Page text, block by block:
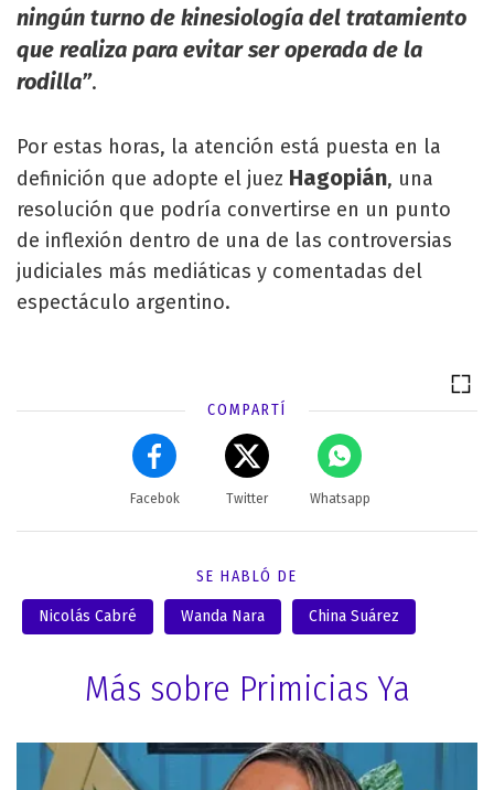
ningún turno de kinesiología del tratamiento
que realiza para evitar ser operada de la
rodilla”.
Por estas horas, la atención está puesta en la
definición que adopte el juez Hagopián, una
resolución que podría convertirse en un punto
de inflexión dentro de una de las controversias
judiciales más mediáticas y comentadas del
espectáculo argentino.
COMPARTÍ
Facebok Twitter Whatsapp
SE HABLÓ DE
Nicolás Cabré Wanda Nara China Suárez
Más sobre Primicias Ya